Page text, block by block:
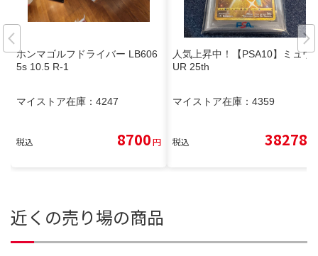
ホンマゴルフドライバー LB606
5s 10.5 R-1
マイストア在庫： 4247
税込 8700円
人気上昇中！【PSA10】ミュウ
UR 25th
マイストア在庫： 4359
税込 38278
近くの売り場の商品